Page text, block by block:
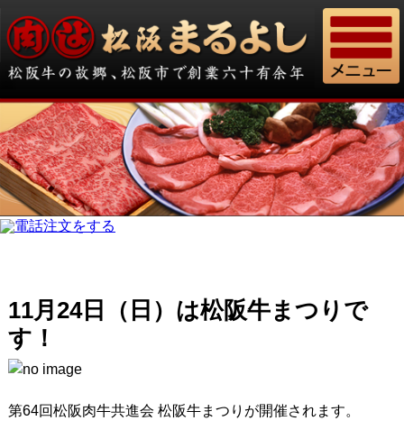
11月24日（日）は松阪牛まつりで
す！
第64回松阪肉牛共進会 松阪牛まつりが開催されます。